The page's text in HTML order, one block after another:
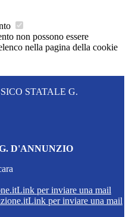
non possono essere
nella pagina della cookie
STATALE G.
D'ANNUNZIO
Link per inviare una mail
Link per inviare una mail